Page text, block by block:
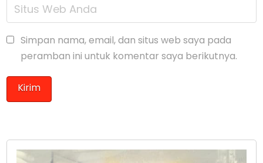
Simpan nama, email, dan situs web saya pada
peramban ini untuk komentar saya berikutnya.